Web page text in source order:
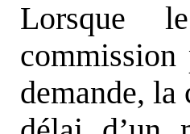
Lorsque
commission
demande, la